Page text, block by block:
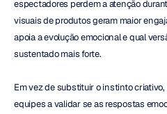
espectadores perdem a atenção
visuais de produtos geram maior
apoia a evolução emocional e qual
sustentado mais forte.
Em vez de substituir o instinto
equipes a validar se as respostas